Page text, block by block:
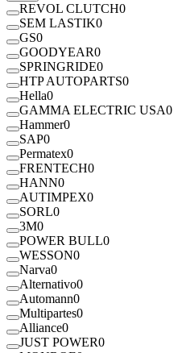
REVOL CLUTCH0
SEM LASTIK0
GS0
GOODYEAR0
SPRINGRIDE0
HTP AUTOPARTS0
Hella0
GAMMA ELECTRIC USA0
Hammer0
SAP0
Permatex0
FRENTECH0
HANN0
AUTIMPEX0
SORL0
3M0
POWER BULL0
WESSON0
Narva0
Alternativo0
Automann0
Multipartes0
Alliance0
JUST POWER0